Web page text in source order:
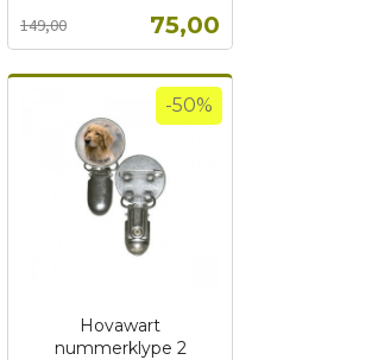
Tilbud
75,00
149,00
mva.
Hovawart
nummerklype 2
-50%